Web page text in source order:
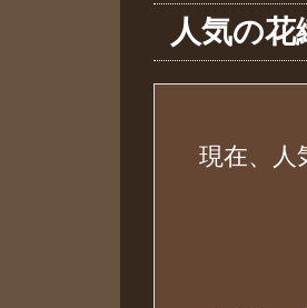
人気の花
現在、人